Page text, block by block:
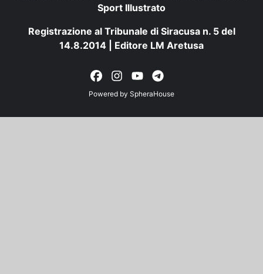
Sport Illustrato
Registrazione al Tribunale di Siracusa n. 5 del
14.8.2014 | Editore LM Aretusa
Powered by SpheraHouse